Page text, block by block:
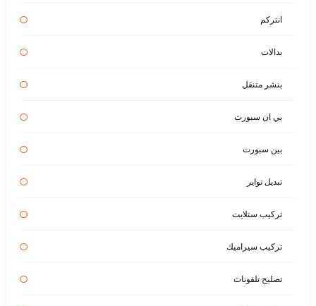
انتركم
بدالات
بنشر متنقل
بي ان سبورت
بين سبورت
تبديل تواير
تركيب ستلايت
تركيب سيراميك
تصليح تلفونات